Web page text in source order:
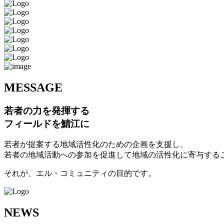
MESSAGE
若者の力を発揮する
フィールドを鯖江に
若者が提案する地域活性化のための企画を支援し、
若者の地域活動への参加を促進して地域の活性化に寄与する
それが、エル・コミュニティの目的です。
NEWS